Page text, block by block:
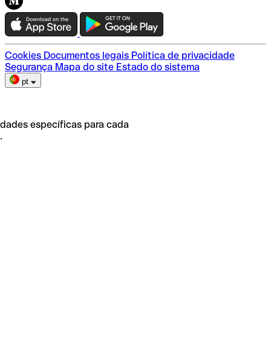
Teste a Qonto
Escolha do plano
Cookies Documentos legais Política de privacidade
Segurança Mapa do site Estado do sistema
pt
específicas para cada